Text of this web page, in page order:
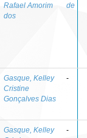
Rafael Amorim
dos
de
Gasque, Kelley
Cristine
Gonçalves Dias
-
Gasque, Kelley
-